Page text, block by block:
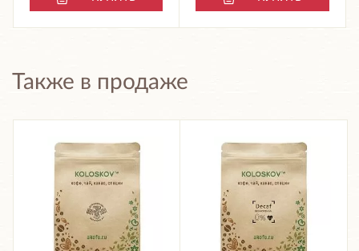
Также в продаже